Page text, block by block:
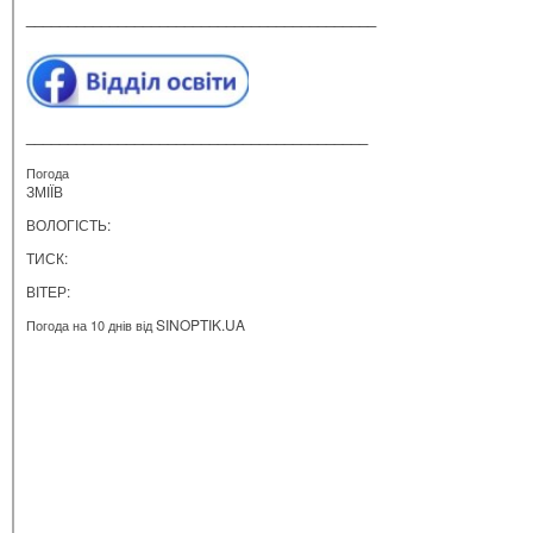
Погода
ЗМІЇВ
ВОЛОГІСТЬ:
ТИСК:
ВІТЕР:
Погода на 10 днів відSINOPTIK.UA